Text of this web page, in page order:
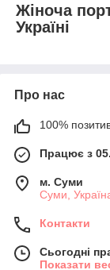
Жіноча
Україні
Про нас
100%
Працює з
м. Суми
Суми,
Контакти
Сьогодні
Показати